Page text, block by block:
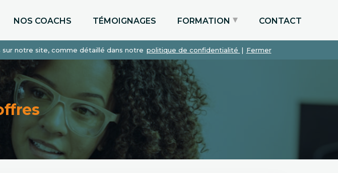
notre site, comme détaillé dans notre politique de confidentialité | Fermer
NOS COACHS TÉMOIGNAGES FORMATION
Particuliers via le CPF
Etudiants
Entreprises
CONTACT